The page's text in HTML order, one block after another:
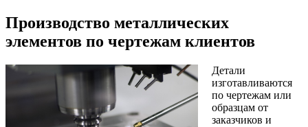
Производство металлических
элементов по чертежам клиентов
Детали
изготавливаются
по чертежам или
образцам от
заказчиков и